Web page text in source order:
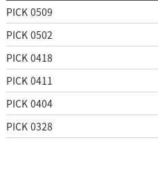
PICK 0509
PICK 0502
PICK 0418
PICK 0411
PICK 0404
PICK 0328